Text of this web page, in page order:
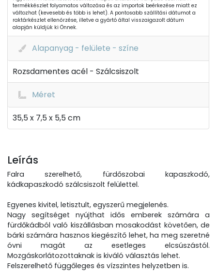
termékkészlet folyamatos változása és az importok beérkezése miatt ez
változhat (kevesebb és több is lehet). A pontosabb szállítási dátumot a
raktárkészlet ellenőrzése, illetve a gyártó által visszaigazolt dátum
alapján küldjük ki Önnek.
Alapanyag - felülete - színe
Rozsdamentes acél - Szálcsiszolt
Méret
35,5 x 7,5 x 5,5 cm
Leírás
Falra szerelhető, fürdőszobai kapaszkodó,
kádkapaszkodó szálcsiszolt felülettel.
Egyenes kivitel, letisztult, egyszerű megjelenés.
Nagy segítséget nyújthat idős emberek számára a
fürdőkádból való kiszállásban mosakodást követően, de
bárki számára hasznos kiegészítő lehet, ha meg szeretné
óvni magát az esetleges elcsúszástól.
Mozgáskorlátozottaknak is kiváló választás lehet.
Felszerelhető függőleges és vízszintes helyzetben is.